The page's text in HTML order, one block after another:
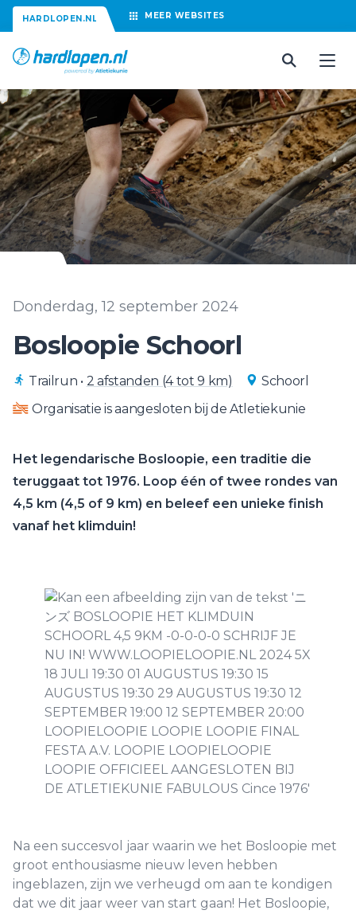
HARDLOPEN.NL MEER WEBSITES
Donderdag, 12 september 2024
Bosloopie Schoorl
Trailrun • 2 afstanden (4 tot 9 km)
Schoorl
Organisatie is aangesloten bij de Atletiekunie
Het legendarische Bosloopie, een traditie die
teruggaat tot 1976. Loop één of twee rondes van
4,5 km (4,5 of 9 km) en beleef een unieke finish
vanaf het klimduin!
Na een succesvol jaar waarin we het Bosloopie met
groot enthousiasme nieuw leven hebben
ingeblazen, zijn we verheugd om aan te kondigen
dat we dit jaar weer van start gaan! Het Bosloopie,